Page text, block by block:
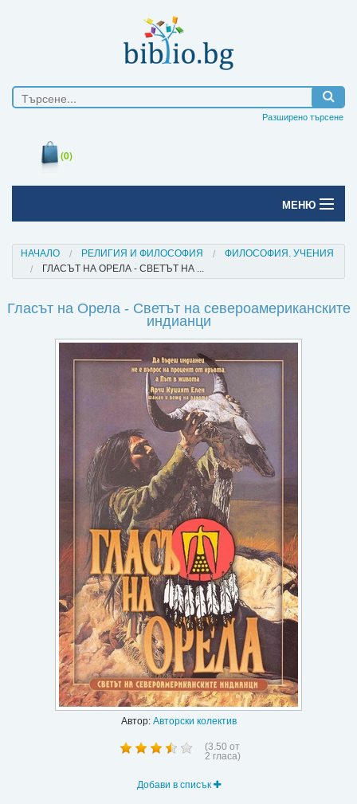
Разширено търсене
(0)
МЕНЮ
Печатни книги
Електронни книги
Е-списания
Подаръци
Промоции
Контакти
Вход
Регистрация
НАЧАЛО РЕЛИГИЯ И ФИЛОСОФИЯ
ФИЛОСОФИЯ. УЧЕНИЯ
ГЛАСЪТ НА ОРЕЛА - СВЕТЪТ НА ...
Гласът на Орела - Светът на североамериканските
индианци
Автор: Авторски колектив
(3.50 от
2 гласа)
Добави в списък